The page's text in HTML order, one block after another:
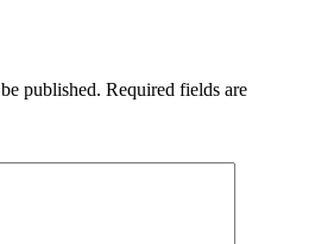
published. Required fields are